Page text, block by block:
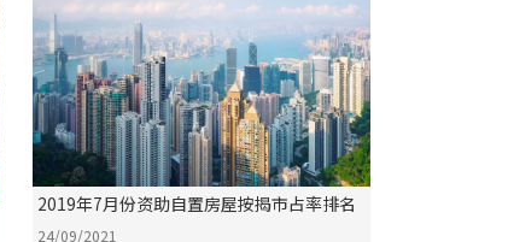
2019年7月份资助自置房屋按揭市占率排名
24/09/2021